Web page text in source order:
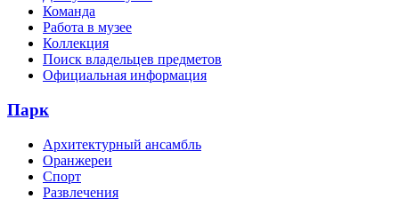
Команда
Работа в музее
Коллекция
Поиск владельцев предметов
Официальная информация
Парк
Архитектурный ансамбль
Оранжереи
Спорт
Развлечения